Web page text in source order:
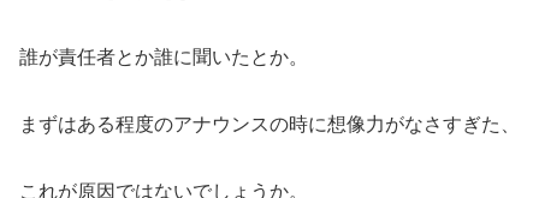
誰が責任者とか誰に聞いたとか。
まずはある程度のアナウンスの時に想像力がなさすぎた、
これが原因ではないでしょうか。